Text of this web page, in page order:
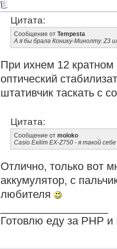
Цитата:
Сообщение от Tempesta
А я бы брала Конику-Минолту. Z3
При ихнем 12 кратном
оптический
штативчик таскать с
Цитата:
Сообщение от moloko
Casio Exilim EX-Z750 - я такой
Отлично, только вот
аккумулятор, с
любителя
Готовлю еду за PHP и